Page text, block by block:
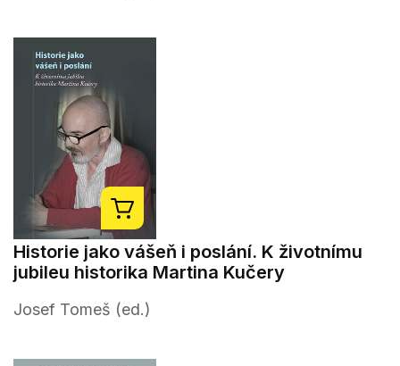
Historie jako vášeň i poslání. K životnímu
jubileu historika Martina Kučery
Josef Tomeš (ed.)